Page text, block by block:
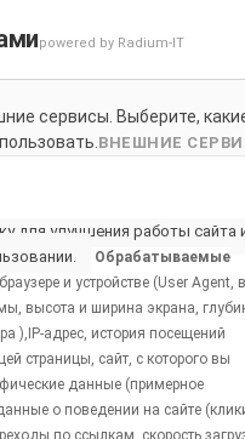
улыбки
powered by Radium-IT
сервисы. Выберите,
ВНЕШНИЕ
для улучшения работы сайта
Обрабатываемые
и устройстве (User Agent,
высота и ширина экрана,
),IP-адрес, история посещений
страницы, сайт, с которого вы
данные (примерное
о поведении на сайте
по ссылкам, скорость